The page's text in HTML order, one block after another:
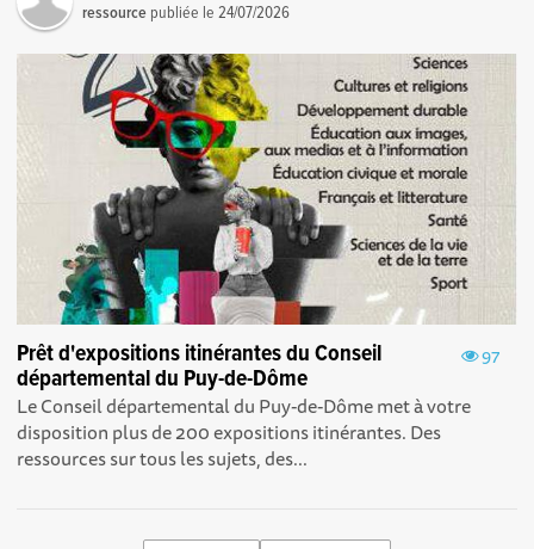
ressource publiée le24/07/2026
97
Prêt d'expositions itinérantes du Conseil
départemental du Puy-de-Dôme
Le Conseil départemental du Puy-de-Dôme met à votre
disposition plus de 200 expositions itinérantes. Des
ressources sur tous les sujets, des...